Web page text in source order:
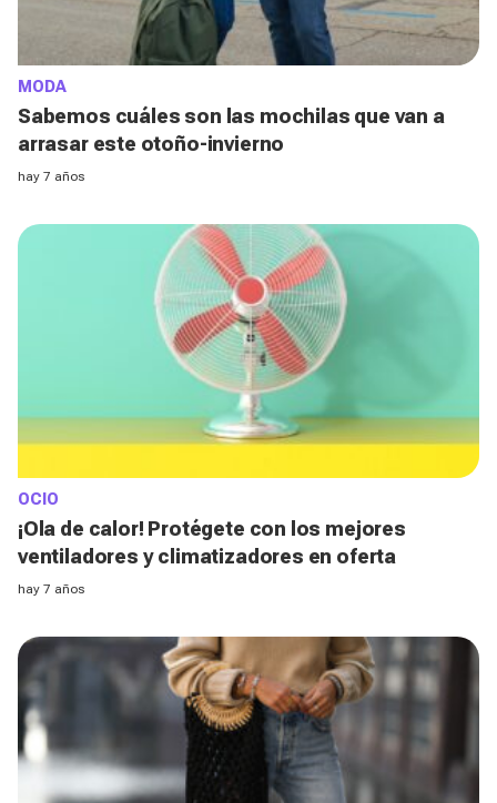
MODA
Sabemos cuáles son las mochilas que van a
arrasar este otoño-invierno
hay 7 años
OCIO
¡Ola de calor! Protégete con los mejores
ventiladores y climatizadores en oferta
hay 7 años